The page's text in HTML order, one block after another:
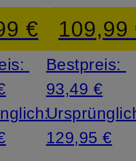
€
LEO
109,99
Bestpreis:
93,49 €
129,95 €